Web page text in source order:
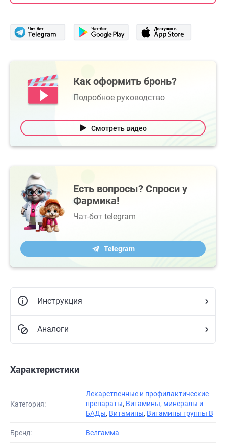
Как оформить бронь?
Подробное руководство
Смотреть видео
Есть вопросы? Спроси у
Фармика!
Чат-бот telegram
Telegram
Инструкция
Аналоги
Характеристики
Категория:
Лекарственные и профилактические
препараты, Витамины, минералы и
БАДы, Витамины, Витамины группы В
Бренд: Велгамма